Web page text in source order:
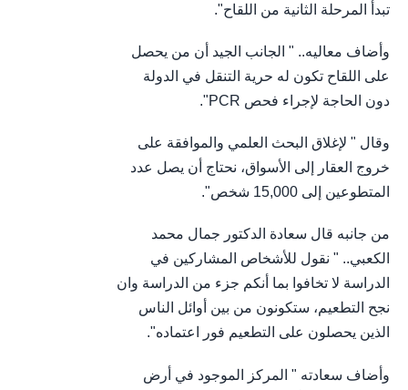
تبدأ المرحلة الثانية من اللقاح".
وأضاف معاليه.. " الجانب الجيد أن من يحصل
على اللقاح تكون له حرية التنقل في الدولة
دون الحاجة لإجراء فحص PCR".
وقال " لإغلاق البحث العلمي والموافقة على
خروج العقار إلى الأسواق، نحتاج أن يصل عدد
المتطوعين إلى 15,000 شخص".
من جانبه قال سعادة الدكتور جمال محمد
الكعبي.. " نقول للأشخاص المشاركين في
الدراسة لا تخافوا بما أنكم جزء من الدراسة وان
نجح التطعيم، ستكونون من بين أوائل الناس
الذين يحصلون على التطعيم فور اعتماده".
وأضاف سعادته " المركز الموجود في أرض